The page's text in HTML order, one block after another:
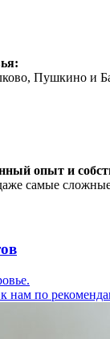
Пушкино и
опыт и
самые
нам по